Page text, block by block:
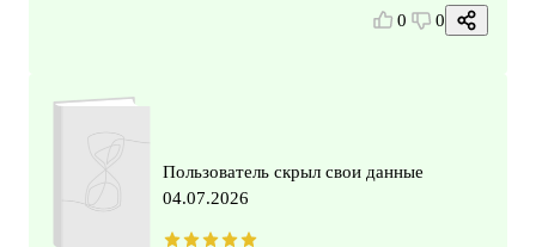
0 0
Пользователь скрыл свои данные
04.07.2026